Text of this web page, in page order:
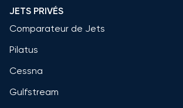
JETS PRIVÉS
Comparateur de Jets
Pilatus
Cessna
Gulfstream